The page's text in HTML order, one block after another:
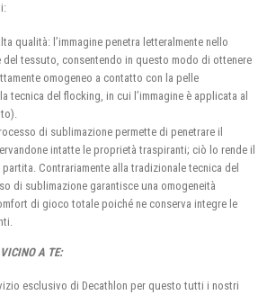
qualità: l’immagine penetra letteralmente nello
tessuto, consentendo in questo modo di ottenere
omogeneo a contatto con la pelle
tecnica del flocking, in cui l’immagine è applicata al
di sublimazione permette di penetrare il
intatte le proprietà traspiranti; ciò lo rende il
Contrariamente alla tradizionale tecnica del
di sublimazione garantisce una omogeneità
di gioco totale poiché ne conserva integre le
A TE:
esclusivo di Decathlon per questo tutti i nostri